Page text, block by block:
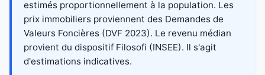
estimés proportionnellement à la population. Les
prix immobiliers proviennent des Demandes de
Valeurs Foncières (DVF 2023). Le revenu médian
provient du dispositif Filosofi (INSEE). Il s'agit
d'estimations indicatives.